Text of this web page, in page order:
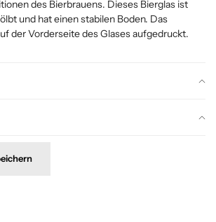
des Bierbrauens. Dieses Bierglas ist
und hat einen stabilen Boden. Das
der Vorderseite des Glases aufgedruckt.